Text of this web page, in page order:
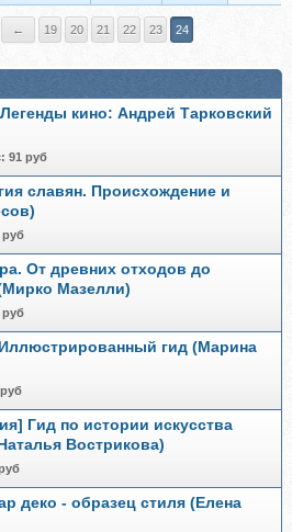
← 19 20 21 22 23 24
кино: Андрей Тарковский
91 руб
славян. Происхождение и
руб
От древних отходов до
Мазелли)
руб
гид (Марина
Гид по истории искусства
Вострикова)
деко - образец стиля (Елена